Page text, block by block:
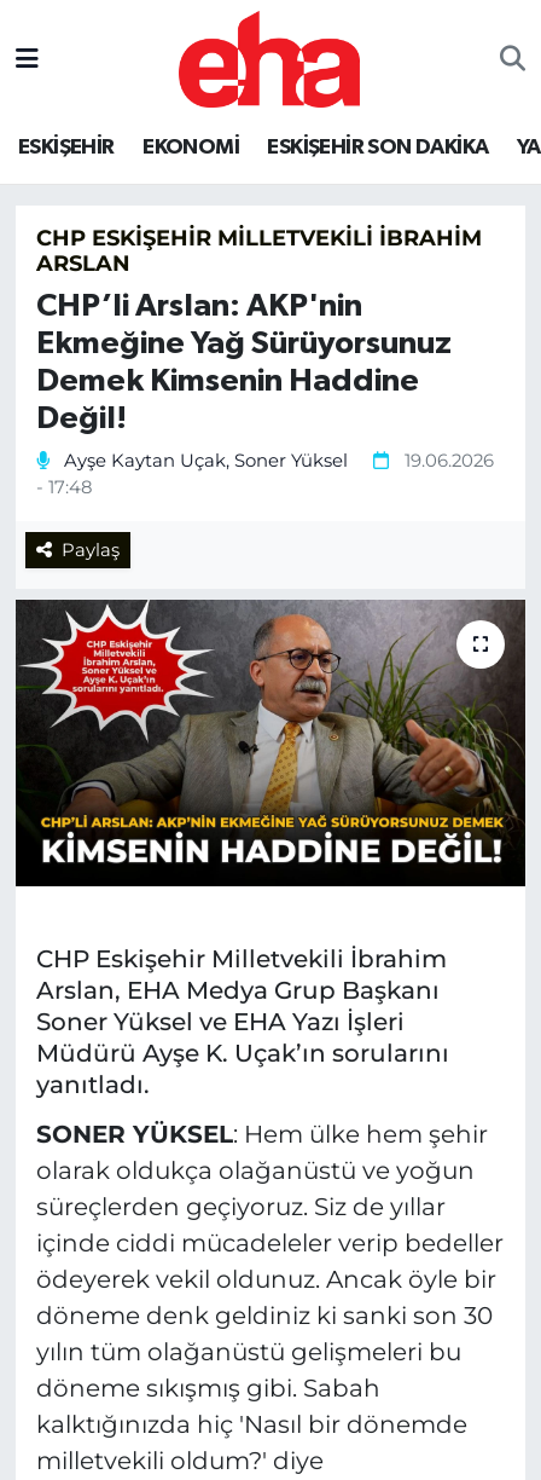
ESKİŞEHİR EKONOMİ ESKİŞEHİR SON DAKİKA
CHP ESKIŞEHIR MILLETVEKILI İBRAHIM
ARSLAN
CHP’li Arslan: AKP'nin
Ekmeğine Yağ Sürüyorsunuz
Demek Kimsenin Haddine
Değil!
Ayşe Kaytan Uçak, Soner Yüksel
19.06.2026
- 17:48
Paylaş
CHP Eskişehir Milletvekili İbrahim
Arslan, EHA Medya Grup Başkanı
Soner Yüksel ve EHA Yazı İşleri
Müdürü Ayşe K. Uçak’ın sorularını
yanıtladı.
SONER YÜKSEL: Hem ülke hem şehir
olarak oldukça olağanüstü ve yoğun
süreçlerden geçiyoruz. Siz de yıllar
içinde ciddi mücadeleler verip bedeller
ödeyerek vekil oldunuz. Ancak öyle bir
döneme denk geldiniz ki sanki son 30
yılın tüm olağanüstü gelişmeleri bu
döneme sıkışmış gibi. Sabah
kalktığınızda hiç 'Nasıl bir dönemde
milletvekili oldum?' diye